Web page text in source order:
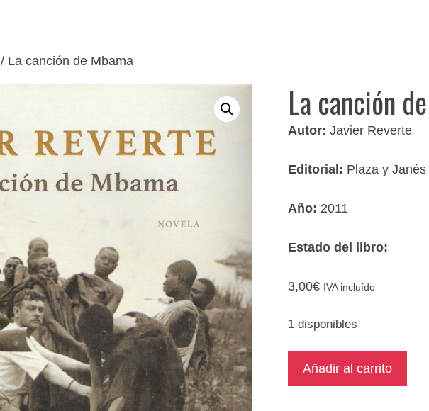
/ La canción de Mbama
La canción
Autor:Javier Reverte
Editorial: Plaza y Janés
Año: 2011
Estado del libro:
3,00€ IVA incluído
1 disponibles
Añadir al carrito